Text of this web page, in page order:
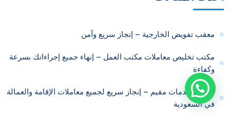
البحث
البحث
أحدث المقالات